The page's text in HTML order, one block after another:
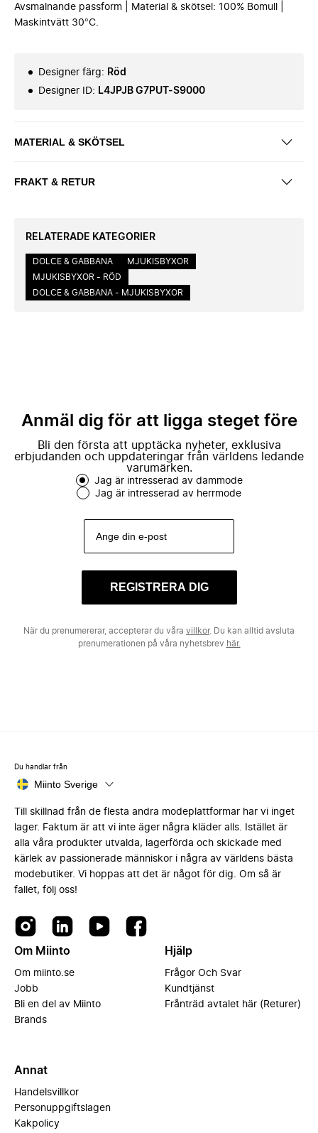
Avsmalnande passform | Material & skötsel: 100% Bomull |
Maskintvätt 30°C.
Designer färg: Röd
Designer ID: L4JPJB G7PUT-S9000
MATERIAL & SKÖTSEL
FRAKT & RETUR
RELATERADE KATEGORIER
DOLCE & GABBANA
MJUKISBYXOR
MJUKISBYXOR - RÖD
DOLCE & GABBANA - MJUKISBYXOR
Anmäl dig för att ligga steget före
Bli den första att upptäcka nyheter, exklusiva
erbjudanden och uppdateringar från världens ledande
varumärken.
Jag är intresserad av dammode
Jag är intresserad av herrmode
REGISTRERA DIG
När du prenumererar, accepterar du våra villkor. Du kan alltid avsluta
prenumerationen på våra nyhetsbrev här.
Du handlar från
Miinto Sverige
Till skillnad från de flesta andra modeplattformar har vi inget
lager. Faktum är att vi inte äger några kläder alls. Istället är
alla våra produkter utvalda, lagerförda och skickade med
kärlek av passionerade människor i några av världens bästa
modebutiker. Vi hoppas att det är något för dig. Om så är
fallet, följ oss!
Om Miinto
Om miinto.se
Jobb
Bli en del av Miinto
Brands
Hjälp
Frågor Och Svar
Kundtjänst
Frånträd avtalet här (Returer)
Annat
Handelsvillkor
Personuppgiftslagen
Kakpolicy